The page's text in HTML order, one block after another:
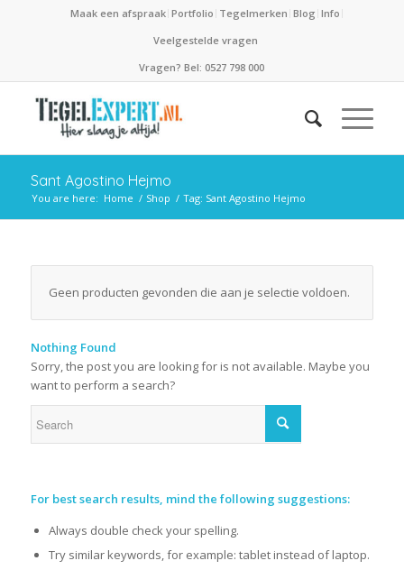
Maak een afspraak Portfolio Tegelmerken Blog Info
Veelgestelde vragen
Vragen? Bel: 0527 798 000
Sant Agostino Hejmo
You are here: Home / Shop / Tag: Sant Agostino Hejmo
Geen producten gevonden die aan je selectie voldoen.
Nothing Found
Sorry, the post you are looking for is not available. Maybe you
want to perform a search?
For best search results, mind the following suggestions:
Always double check your spelling.
Try similar keywords, for example: tablet instead of laptop.